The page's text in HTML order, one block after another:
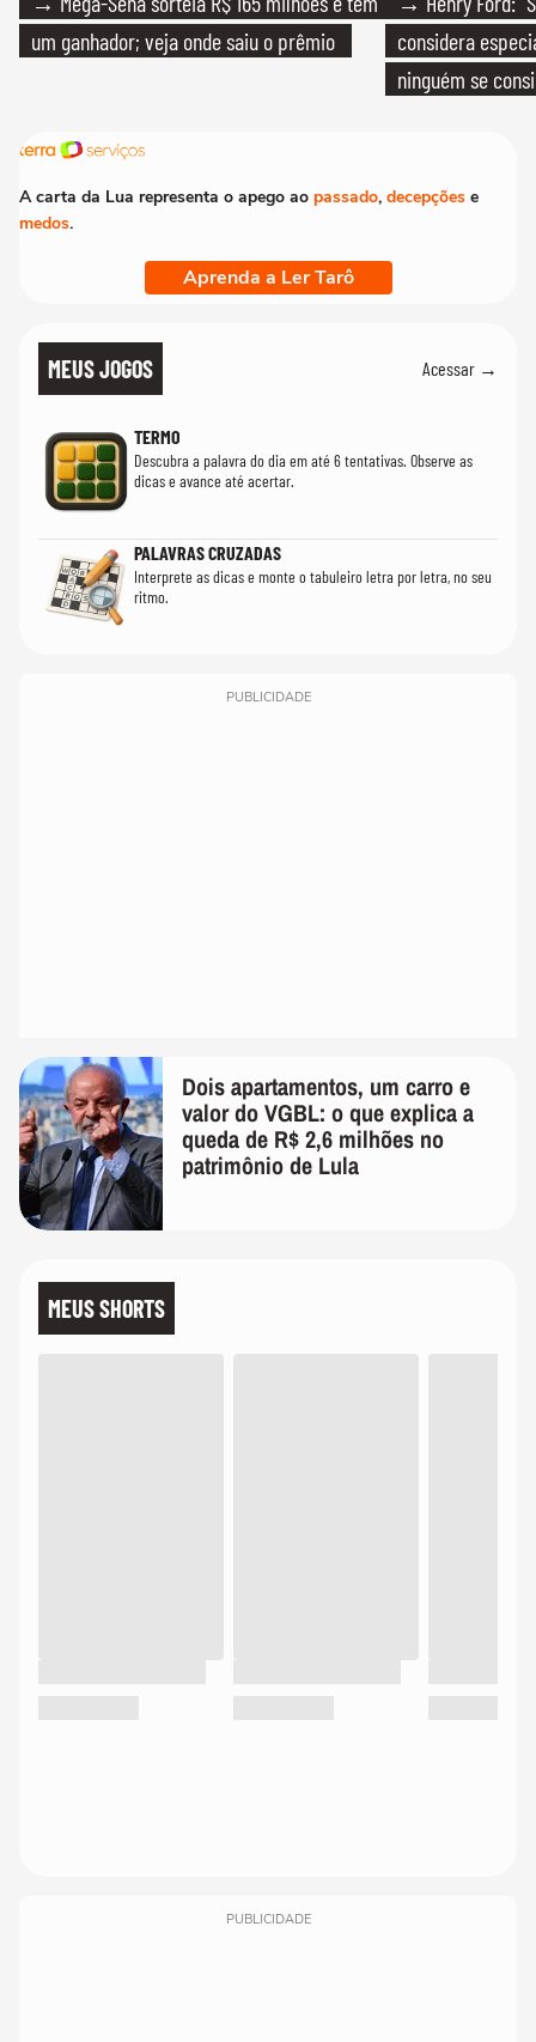
um ganhador; veja onde saiu o prêmio
considera
ninguém se
A carta da Lua representa o apego ao passado, decepções e
medos.
Aprenda a Ler Tarô
MEUS JOGOS Acessar →
TERMO
Descubra a palavra do dia em até 6 tentativas. Observe as
dicas e avance até acertar.
PALAVRAS CRUZADAS
Interprete as dicas e monte o tabuleiro letra por letra, no seu
ritmo.
PUBLICIDADE
Dois apartamentos, um carro e
valor do VGBL: o que explica a
queda de R$ 2,6 milhões no
patrimônio de Lula
MEUS SHORTS
PUBLICIDADE